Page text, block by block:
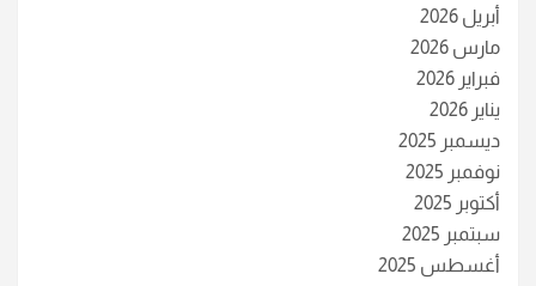
أبريل 2026
مارس 2026
فبراير 2026
يناير 2026
ديسمبر 2025
نوفمبر 2025
أكتوبر 2025
سبتمبر 2025
أغسطس 2025